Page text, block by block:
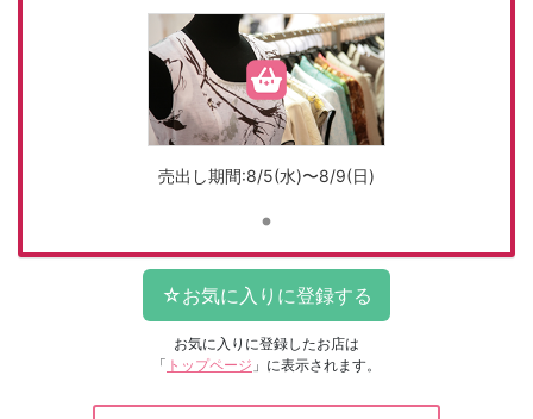
売出し期間:8/5(水)〜8/9(日)
お気に入りに登録したお店は
「 トップページ 」に表示されます。